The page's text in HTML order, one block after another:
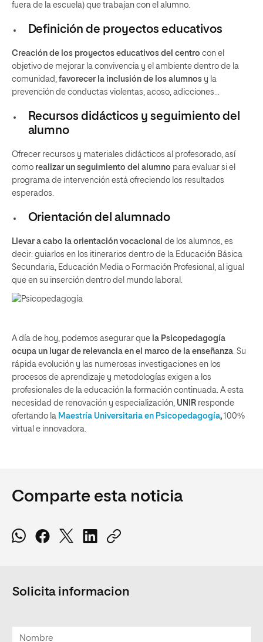
fuera de la escuela) que trabajan con el alumno.
Definición de proyectos educativos
Creación de los proyectos educativos del centro con el
objetivo de mejorar la convivencia y el ambiente dentro de la
comunidad, favorecer la inclusión de los alumnos y la
prevención de conductas violentas, acoso, adicciones…
Recursos didácticos y seguimiento del
alumno
Ofrecer recursos y materiales didácticos al profesorado, así
como realizar un seguimiento del alumno para evaluar si el
programa de intervención está ofreciendo los resultados
esperados.
Orientación del alumnado
Llevar a cabo la orientación vocacional de los alumnos, es
decir: guiarlos en los itinerarios dentro de la Educación Básica
Secundaria, Educación Media o Formación Profesional, al igual
que en su inserción dentro del mundo laboral.
A día de hoy, podemos asegurar que la Psicopedagogía
ocupa un lugar de relevancia en el marco de la enseñanza . Su
rápida evolución y las numerosas investigaciones en los
procesos de aprendizaje y metodologías exigen a los
profesionales de la educación la formación continuada. A esta
necesidad de renovación y especialización, UNIR responde
ofertando la Maestría Universitaria en Psicopedagogía, 100%
virtual e innovadora.
Comparte esta noticia
Solicita informacion